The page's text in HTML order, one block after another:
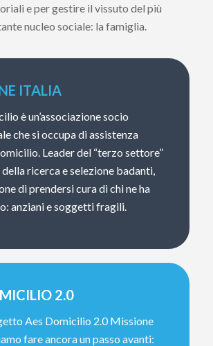
e per gestire il vissuto del più
nucleo sociale: la famiglia.
ITALIA
è un’associazione socio
che si occupa di assistenza
Leader del “terzo settore”
ricerca e selezione badanti,
di prendersi cura di chi ne ha
anziani e soggetti fragili.
2.0
Aes Domicilio 2.0 Missione
fare ancora un passo avanti: